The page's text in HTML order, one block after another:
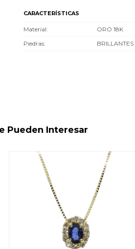
CARACTERÍSTICAS
Material
ORO 18K
Piedras
BRILLANTES
Pueden Interesar